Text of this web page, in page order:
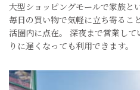
大型ショッピングモールで家族と
毎日の買い物で気軽に立ち寄るこ
活圏内に点在。
深夜まで営業して
りに遅くなっても利用できます。